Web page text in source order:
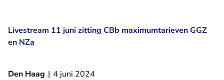
Livestream 11 juni zitting CBb maximumtarieven GGZ
en NZa
Den Haag | 4 juni 2024